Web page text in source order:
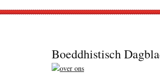
Boeddhistisch